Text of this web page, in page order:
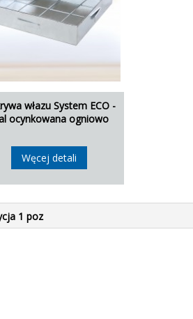
włazu System ECO -
ocynkowana ogniowo
Węcej detali
1 poz